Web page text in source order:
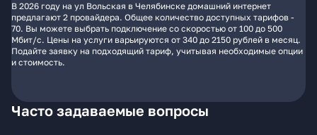
В 2026 году на ул Вольская в Челябинске домашний интернет
предлагают 2 провайдера. Общее количество доступных тарифов -
70. Вы можете выбрать подключение со скоростью от 100 до 500
Мбит/с. Цены на услуги варьируются от 340 до 2150 рублей в месяц.
Подайте заявку на подходящий тариф, учитывая необходимые опции
и стоимость.
Часто задаваемые вопросы